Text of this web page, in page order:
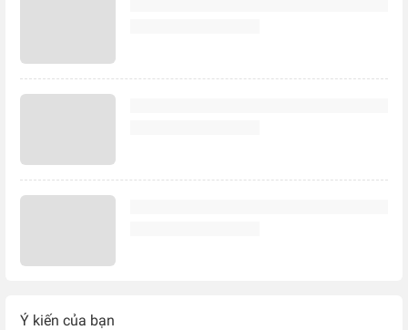
Ý kiến của bạn